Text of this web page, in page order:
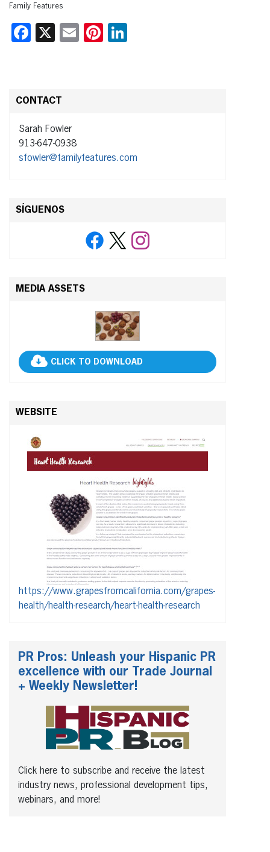
Family Features
Facebook
X EmailPinterest
CONTACT
Sarah Fowler
913-647-0938
sfowler@familyfeatures.com
SÍGUENOS
MEDIA ASSETS
CLICK TO DOWNLOAD
WEBSITE
https://www.grapesfromcalifornia.com/grapes-
health/health-research/heart-health-research
PR Pros: Unleash your Hispanic PR
excellence with our Trade Journal
+ Weekly Newsletter!
Click here to subscribe and receive the latest
industry news, professional development tips,
webinars, and more!